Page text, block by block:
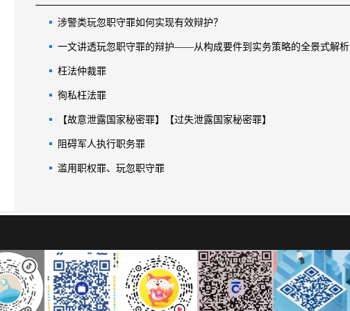
涉警类玩忽职守罪如何实现有效辩护？
一文讲透玩忽职守罪的辩护——从构成要件到实务策略的全景式解析
枉法仲裁罪
徇私枉法罪
【故意泄露国家秘密罪】【过失泄露国家秘密罪】
阻碍军人执行职务罪
滥用职权罪、玩忽职守罪